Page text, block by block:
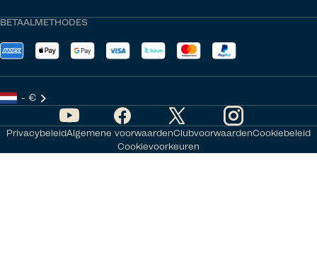
BETAALMETHODES
- €
PrivacybeleidAlgemene voorwaardenClubvoorwaardenCookiebeleid
Cookievoorkeuren